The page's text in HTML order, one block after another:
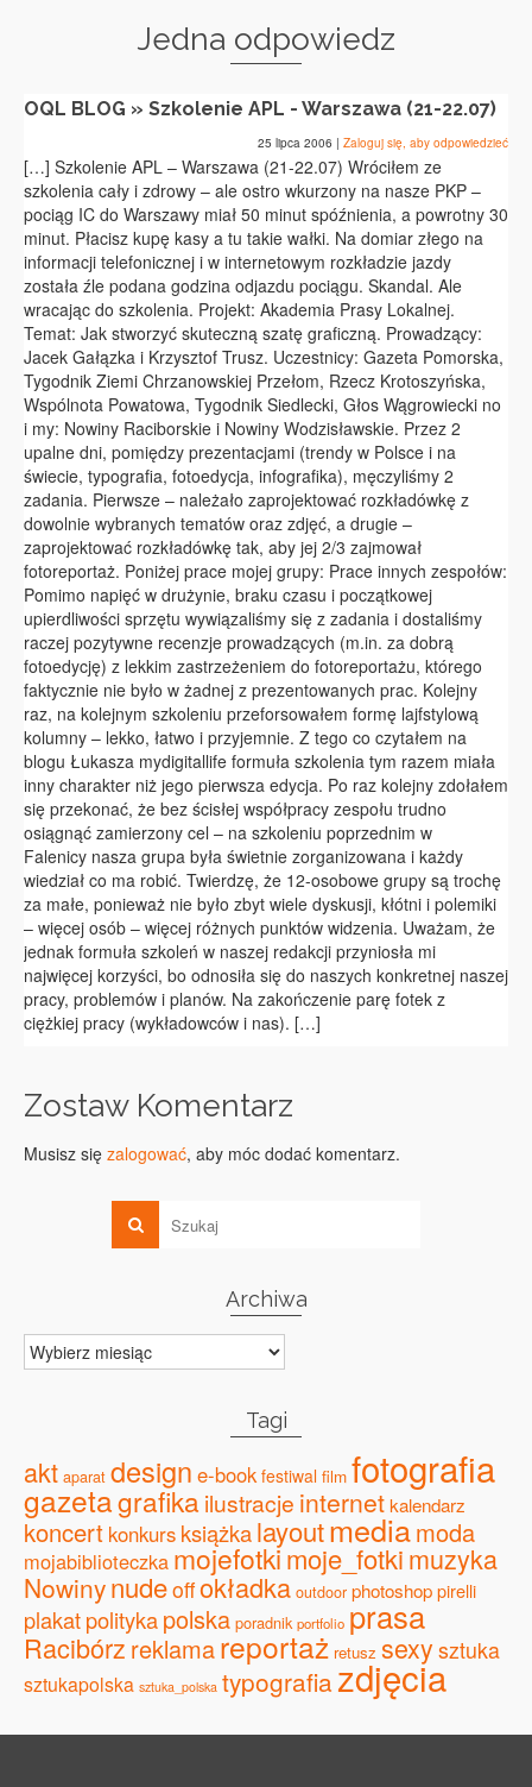
Jedna odpowiedz
OQL BLOG » Szkolenie APL - Warszawa (21-22.07)
25 lipca 2006 | Zaloguj się, aby odpowiedzieć
[…] Szkolenie APL – Warszawa (21-22.07) Wróciłem ze
szkolenia cały i zdrowy – ale ostro wkurzony na nasze PKP –
pociąg IC do Warszawy miał 50 minut spóźnienia, a powrotny 30
minut. Płacisz kupę kasy a tu takie wałki. Na domiar złego na
informacji telefonicznej i w internetowym rozkładzie jazdy
została źle podana godzina odjazdu pociągu. Skandal. Ale
wracając do szkolenia. Projekt: Akademia Prasy Lokalnej.
Temat: Jak stworzyć skuteczną szatę graficzną. Prowadzący:
Jacek Gałązka i Krzysztof Trusz. Uczestnicy: Gazeta Pomorska,
Tygodnik Ziemi Chrzanowskiej Przełom, Rzecz Krotoszyńska,
Wspólnota Powatowa, Tygodnik Siedlecki, Głos Wągrowiecki no
i my: Nowiny Raciborskie i Nowiny Wodzisławskie. Przez 2
upalne dni, pomiędzy prezentacjami (trendy w Polsce i na
świecie, typografia, fotoedycja, infografika), męczyliśmy 2
zadania. Pierwsze – należało zaprojektować rozkładówkę z
dowolnie wybranych tematów oraz zdjęć, a drugie –
zaprojektować rozkładówkę tak, aby jej 2/3 zajmował
fotoreportaż. Poniżej prace mojej grupy: Prace innych zespołów:
Pomimo napięć w drużynie, braku czasu i początkowej
upierdliwości sprzętu wywiązaliśmy się z zadania i dostaliśmy
raczej pozytywne recenzje prowadzących (m.in. za dobrą
fotoedycję) z lekkim zastrzeżeniem do fotoreportażu, którego
faktycznie nie było w żadnej z prezentowanych prac. Kolejny
raz, na kolejnym szkoleniu przeforsowałem formę lajfstylową
kolumny – lekko, łatwo i przyjemnie. Z tego co czytałem na
blogu Łukasza mydigitallife formuła szkolenia tym razem miała
inny charakter niż jego pierwsza edycja. Po raz kolejny zdołałem
się przekonać, że bez ścisłej współpracy zespołu trudno
osiągnąć zamierzony cel – na szkoleniu poprzednim w
Falenicy nasza grupa była świetnie zorganizowana i każdy
wiedział co ma robić. Twierdzę, że 12-osobowe grupy są trochę
za małe, ponieważ nie było zbyt wiele dyskusji, kłótni i polemiki
– więcej osób – więcej różnych punktów widzenia. Uważam, że
jednak formuła szkoleń w naszej redakcji przyniosła mi
najwięcej korzyści, bo odnosiła się do naszych konkretnej naszej
pracy, problemów i planów. Na zakończenie parę fotek z
ciężkiej pracy (wykładowców i nas). […]
Zostaw Komentarz
Musisz się zalogować, aby móc dodać komentarz.
Archiwa
Archiwa
Tagi
akt aparat design e-book festiwal film fotografia
gazetagrafikailustracje internetkalendarz
koncert konkurs książkalayoutmediamoda
mojabiblioteczka mojefotkimoje_fotkimuzyka
Nowinynudeoffokładka outdoor photoshoppirelli
plakatpolitykapolska poradnik portfolio prasa
Racibórz reklamareportaż retusz sexy sztuka
sztukapolska sztuka_polska typografia zdjęcia